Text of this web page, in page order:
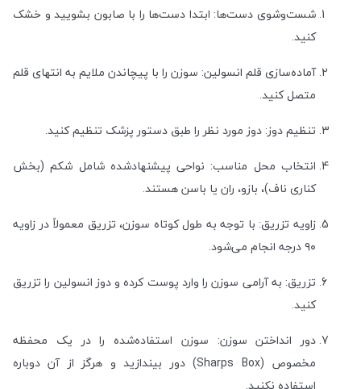
شست‌وشوی دست‌ها: ابتدا دست‌ها را با صابون بشویید و خشک
کنید.
آماده‌سازی قلم انسولین: سوزن را با پیچاندن ملایم به انتهای قلم
متصل کنید.
تنظیم دوز: دوز مورد نظر را طبق دستور پزشک تنظیم کنید.
انتخاب محل مناسب: نواحی پیشنهادشده شامل شکم (بخش
کناری ناف)، بازو، ران یا باسن هستند.
زاویه تزریق: با توجه به طول کوتاه سوزن، تزریق معمولاً در زاویه
۹۰ درجه انجام می‌شود.
تزریق: به آرامی سوزن را وارد پوست کرده و دوز انسولین را تزریق
کنید.
دور انداختن سوزن: سوزن استفاده‌شده را در یک محفظه
مخصوص (Sharps Box) دور بیندازید و هرگز از آن دوباره